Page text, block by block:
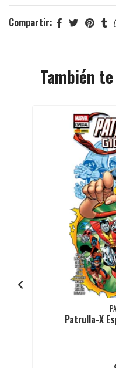
Compartir:
También
Patrulla-X